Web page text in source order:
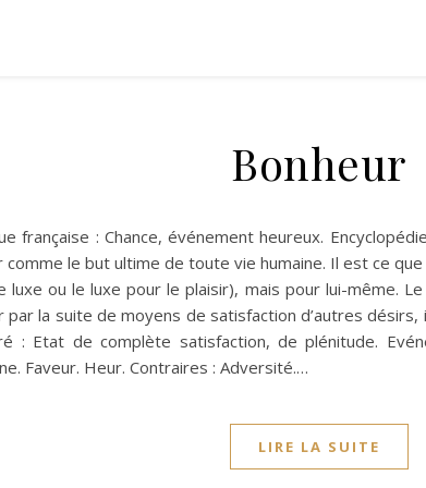
Bonheur
française : Chance, événement heureux.
le but ultime de toute vie humaine. Il est ce
luxe ou le luxe pour le plaisir), mais pour lui-même.
la suite de moyens de satisfaction d’autres
: Etat de complète satisfaction, de plénitude.
Faveur. Heur. Contraires : Adversité.…
LIRE LA SUITE